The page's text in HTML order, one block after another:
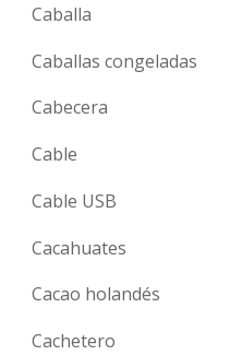
Caballa
Caballas congeladas
Cabecera
Cable
Cable USB
Cacahuates
Cacao holandés
Cachetero